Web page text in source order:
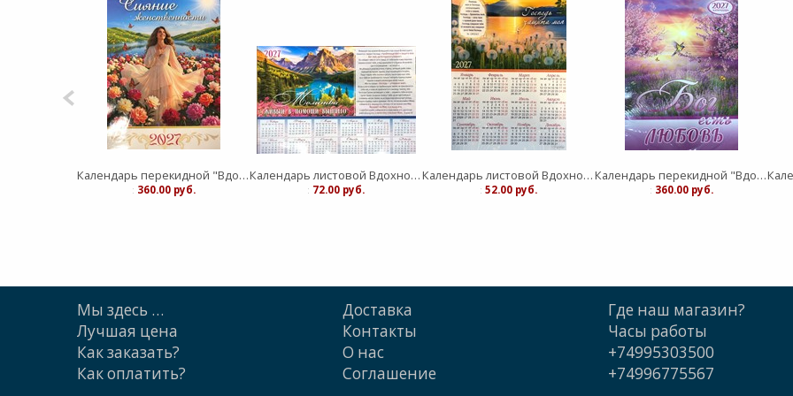
Календарь перекидной "Вдохновение" Сияние Женственности 25Х35
: 360.00 руб.
Календарь листовой Вдохновение "Живый в помощи Вышнего"средний
: 72.00 руб.
Календарь листовой Вдохновение "Господь - защите моя" малый
: 52.00 руб.
Календарь перекидной "Вдохновение" Бог есть любовь 25Х35
: 360.00 руб.
Мы здесь …
Лучшая цена
Как заказать?
Как оплатить?
Доставка
Контакты
О нас
Cоглашение
Где наш магазин?
Часы работы
+74995303500
+74996775567